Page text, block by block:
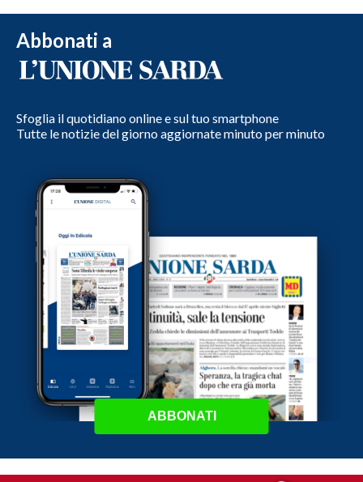
Abbonati a
Sfoglia il quotidiano online e sul tuo smartphone
Tutte le notizie del giorno aggiornate minuto per minuto
ABBONATI